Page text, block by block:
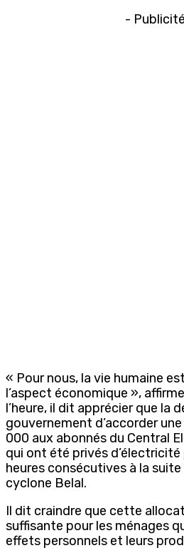
-
« Pour nous, la vie humaine
l’aspect économique »,
l’heure, il dit apprécier que la
gouvernement d’accorder
000 aux abonnés du Central
qui ont été privés
heures consécutives à la
cyclone Belal.
Il dit craindre que cette
suffisante pour les ménages
effets personnels et leurs